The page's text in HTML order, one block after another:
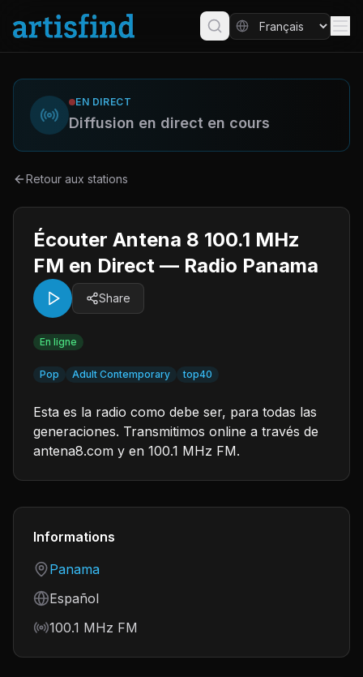
EN DIRECT
Diffusion en direct en cours
Retour aux stations
Écouter Antena 8 100.1 MHz
FM en Direct — Radio Panama
Share
En ligne
Pop Adult Contemporary top40
Esta es la radio como debe ser, para todas las
generaciones. Transmitimos online a través de
antena8.com y en 100.1 MHz FM.
Informations
Country
Panama
Language
Español
Frequency
100.1 MHz FM